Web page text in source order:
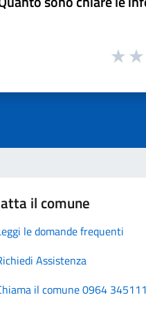
il comune
le domande frequenti
Assistenza
il comune 0964 345111